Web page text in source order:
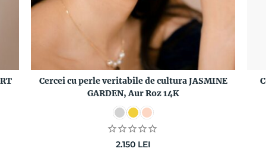
Cercei cu perle veritabile de cultura JASMINE
GARDEN, Aur Roz 14K
2.150 LEI